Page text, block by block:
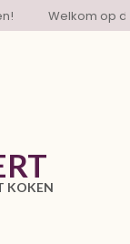
Welkom op de
KOKEN